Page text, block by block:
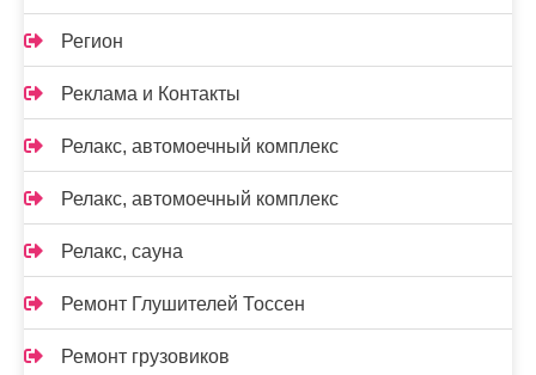
Регион
Реклама и Контакты
Релакс, автомоечный комплекс
Релакс, автомоечный комплекс
Релакс, сауна
Ремонт Глушителей Тоссен
Ремонт грузовиков